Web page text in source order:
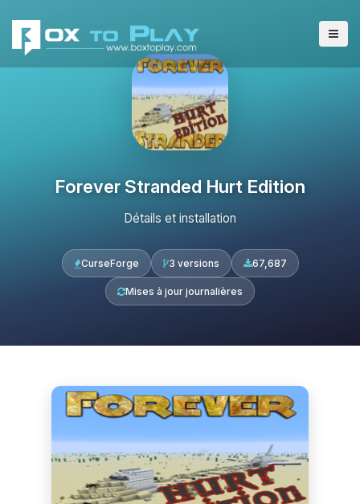
Forever Stranded Hurt Edition
Détails et installation
CurseForge 3 versions 67,687
Mises à jour journalières